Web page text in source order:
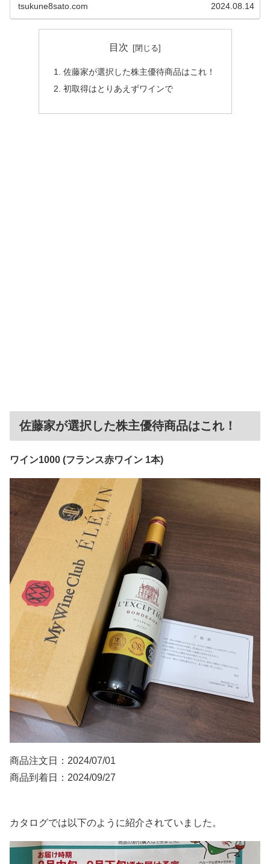
tsukune8sato.com 2024.08.14
目次
佐藤家が選択した株主優待商品はこれ！
初取得はとりあえずワインで
佐藤家が選択した株主優待商品はこれ！
ワイン1000 (フランス赤ワイン 1本)
商品注文日：2024/07/01
商品到着日：2024/09/27
カタログでは以下のように紹介されていました。